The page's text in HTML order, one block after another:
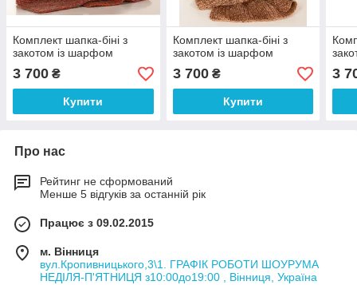
Комплект шапка-біні з
закотом із шарфом
3 700 ₴
Купити
Комплект шапка-біні з
закотом із шарфом
3 700₴
Купити
3
Про нас
Рейтинг не сформований
Менше 5 відгуків за останній рік
Працює з 09.02.2015
м. Вінниця
вул.Кропивницького,3\1. ГРАФІК РОБОТИ ШОУРУМА
НЕДІЛЯ-П'ЯТНИЦЯ з10:00до19:00 , Вінниця, Україна